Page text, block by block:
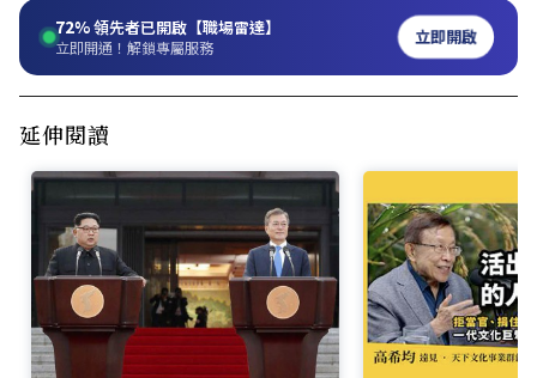
72%領先者已開啟【職場雷達】
立即開通！解鎖專屬服務 立即開啟
延伸閱讀